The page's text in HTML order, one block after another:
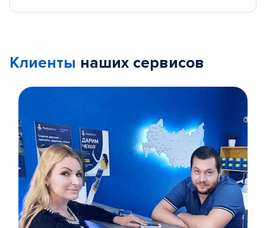
Клиенты наших сервисов